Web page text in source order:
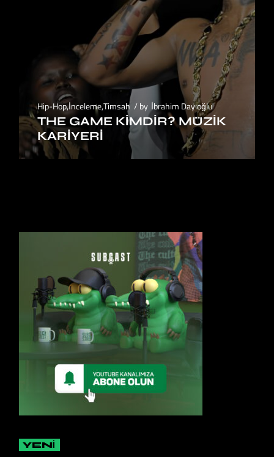
Hip-Hop,İnceleme,Timsah by İbrahim Dayıoğlu
THE GAME KIMDIR? MÜZIK
KARIYERI
YENİ